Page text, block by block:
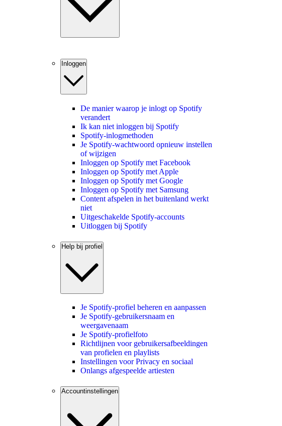
Inloggen
De manier waarop je inlogt op Spotify
verandert
Ik kan niet inloggen bij Spotify
Spotify-inlogmethoden
Je Spotify-wachtwoord opnieuw instellen
of wijzigen
Inloggen op Spotify met Facebook
Inloggen op Spotify met Apple
Inloggen op Spotify met Google
Inloggen op Spotify met Samsung
Content afspelen in het buitenland werkt
niet
Uitgeschakelde Spotify-accounts
Uitloggen bij Spotify
Help bij profiel
Je Spotify-profiel beheren en aanpassen
Je Spotify-gebruikersnaam en
weergavenaam
Je Spotify-profielfoto
Richtlijnen voor gebruikersafbeeldingen
van profielen en playlists
Instellingen voor Privacy en sociaal
Onlangs afgespeelde artiesten
Accountinstellingen